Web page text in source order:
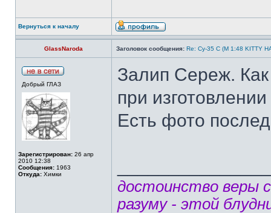
Вернуться к началу
GlassNaroda Заголовок сообщения: Re: Су-35 С (М 1:48 KITTY
Добрый ГЛАЗ
Зарегистрирован: 26 апр
2010 12:38
Сообщения: 1963
Откуда: Химки
Залип Сереж.
при
Есть фото
достоинство веры
разуму - этой